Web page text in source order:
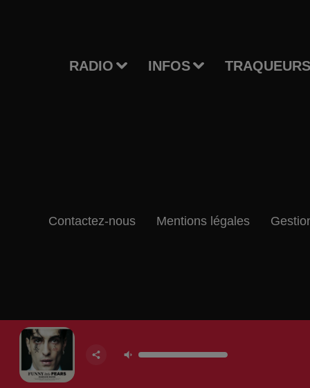
RADIO INFOS
Contactez-nous Mentions légales